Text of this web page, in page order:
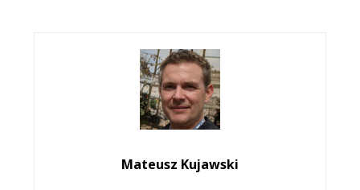
Mateusz Kujawski